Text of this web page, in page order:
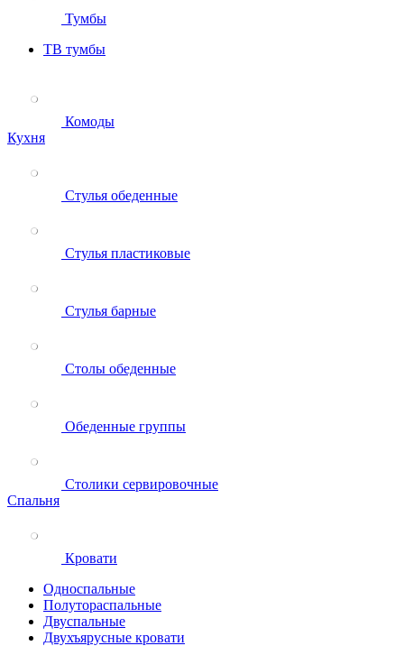
Тумбы
ТВ тумбы
Комоды
Кухня
Стулья обеденные
Стулья пластиковые
Стулья барные
Столы обеденные
Обеденные группы
Столики сервировочные
Спальня
Кровати
Односпальные
Полутораспальные
Двуспальные
Двухъярусные кровати